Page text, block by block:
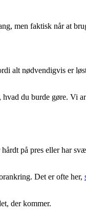
men faktisk når at
alt nødvendigvis er
du burde gøre. Vi
på pres eller har
Det er ofte her,
der kommer.